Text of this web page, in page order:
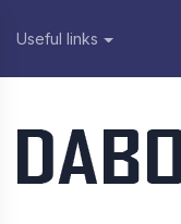
Useful links